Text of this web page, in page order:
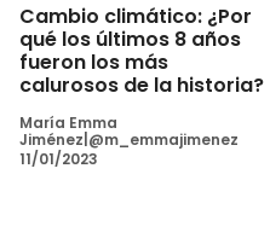
Cambio climático: ¿Por
qué los últimos 8 años
fueron los más
calurosos de la historia?
María Emma
Jiménez|@m_emmajimenez
11/01/2023